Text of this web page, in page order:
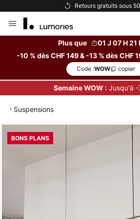
Retours gratuits sous
Allez
au
Plus que
01 J 07 H 21
-10 % dès CHF 149 & -13 % dès CHF
Code :WOW copier
Semaine WOW :Jusqu'à -
Suspensions
BONS PLANS
Skip
to
gallery